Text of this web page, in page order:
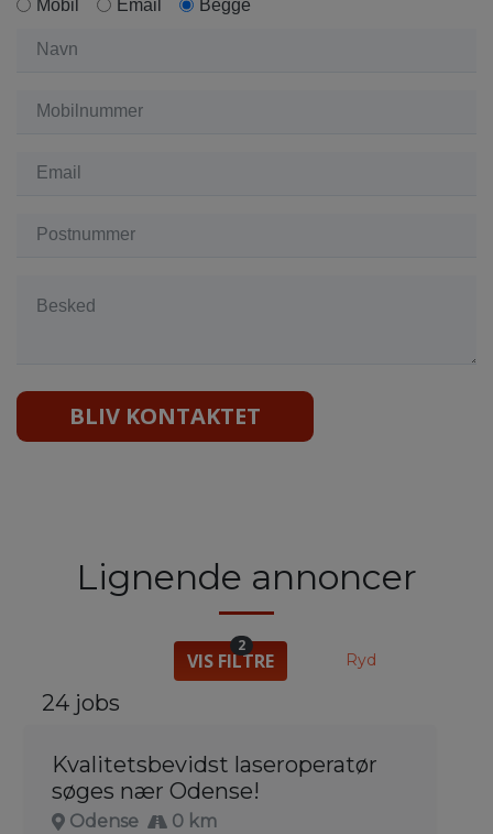
Mobil
Email Begge
BLIV KONTAKTET
Lignende annoncer
VIS FILTRE
2
Ryd
24 jobs
Kvalitetsbevidst laseroperatør
søges nær Odense!
Odense
0 km